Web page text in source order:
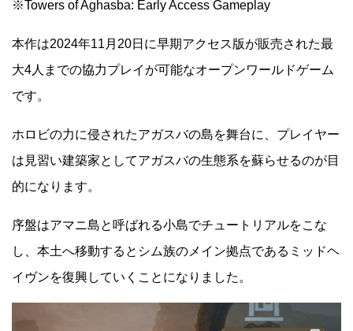
※Towers of Aghasba: Early Access Gameplay
本作は2024年11月20日に早期アクセス版が販売された最
大4人までの協力プレイが可能なオープンワールドゲーム
です。
ホロビの力に侵されたアガスバの島を舞台に、プレイヤー
は見習い建築家としてアガスバの生態系を蘇らせるのが目
的になります。
序盤はアマニ島と呼ばれる小島でチュートリアルをこな
し、本土へ移動するとシム族のメイン拠点であるミッドヘ
イヴンを復興していくことになりました。